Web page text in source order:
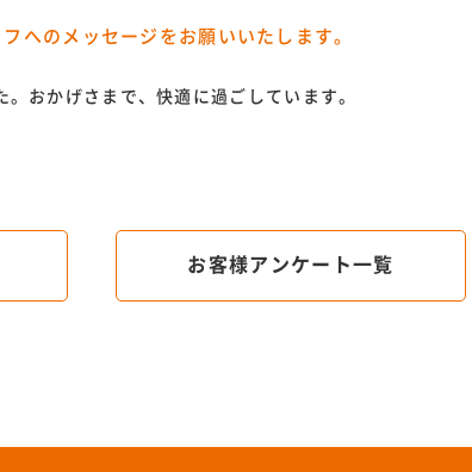
へのメッセージをお願いいたします。
おかげさまで、快適に過ごしています。
お客様アンケート一覧